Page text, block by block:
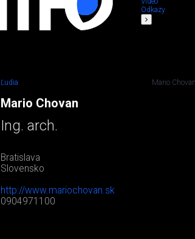
Odkazy
Ľudia Mario Chovan
Mario Chovan
Ing. arch.
Bratislava
Slovensko
http://www.mariochovan.sk
0904971100